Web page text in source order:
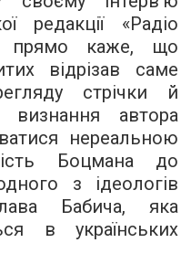
редакції «Радіо
прямо каже, що
відрізав саме
стрічки й
визнання автора
нереальною
Боцмана до
з ідеологів
Бабича, яка
в українських